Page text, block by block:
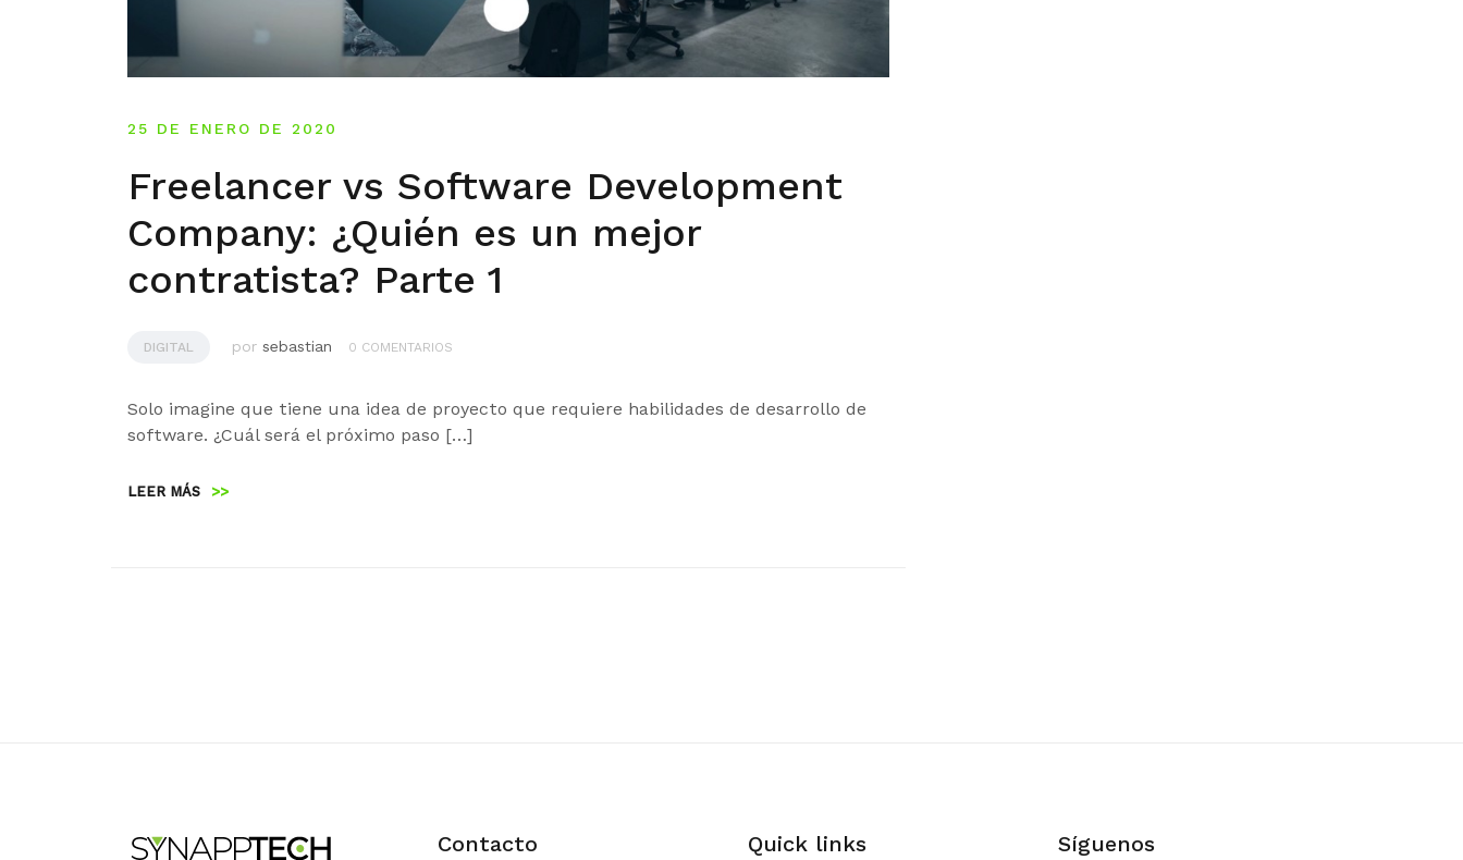
25 DE ENERO DE 2020
Freelancer vs Software Development
Company: ¿Quién es un mejor
contratista? Parte 1
DIGITAL por sebastian 0 COMENTARIOS
Solo imagine que tiene una idea de proyecto que requiere habilidades de desarrollo de
software. ¿Cuál será el próximo paso […]
LEER MÁS >>
Contacto Quick links Síguenos